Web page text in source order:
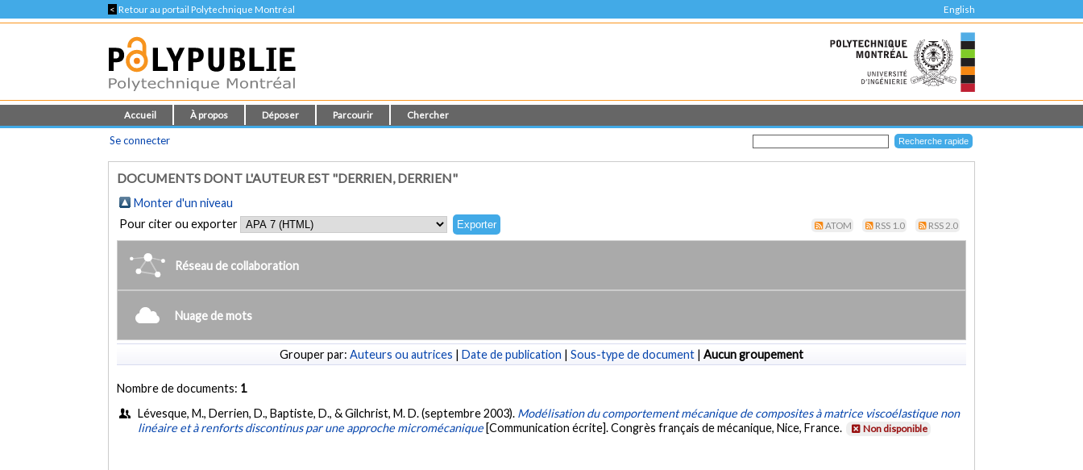
< Retour au portail Polytechnique Montréal English
Accueil À propos Déposer Parcourir Chercher
Se connecter
DOCUMENTS DONT L'AUTEUR EST "DERRIEN, DERRIEN"
Monter d'un niveau
Pour citer ou exporter
ATOM RSS 1.0 RSS 2.0
Réseau de collaboration
Nuage de mots
Grouper par: Auteurs ou autrices | Date de publication | Sous-type de document | Aucun groupement
Nombre de documents: 1
Lévesque, M., Derrien, D., Baptiste, D., & Gilchrist, M. D. (septembre 2003). Modélisation du comportement mécanique de composites à matrice viscoélastique non
linéaire et à renforts discontinus par une approche micromécanique [Communication écrite]. Congrès français de mécanique, Nice, France. Non disponible